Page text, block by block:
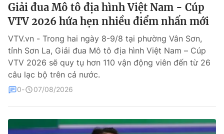
Theo dõi báo trên
Cơ quan chủ quản:
Đài Truyền hình Việt Nam
Cơ quan báo chí:Thời báo VTV
Giấy phép hoạt động báo in và báo điện tử số 483/GP-BTTTT
cấp ngày 29/12/2023
Tổng Biên tập:Vũ Thanh Thủy
Tổng đài VTV:024.38 355 931 - 024.38 355 932
Giải đua Mô tô địa hình Việt Nam - Cúp
VTV 2026 hứa hẹn nhiều điểm nhấn mới
VTV.vn - Trong hai ngày 8-9/8 tại phường Vân Sơn,
tỉnh Sơn La, Giải đua Mô tô địa hình Việt Nam – Cúp
VTV 2026 sẽ quy tụ hơn 110 vận động viên đến từ 26
câu lạc bộ trên cả nước.
0 07/08/2026